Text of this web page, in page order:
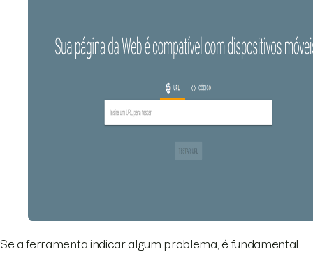
Se a ferramenta indicar algum problema, é fundamental